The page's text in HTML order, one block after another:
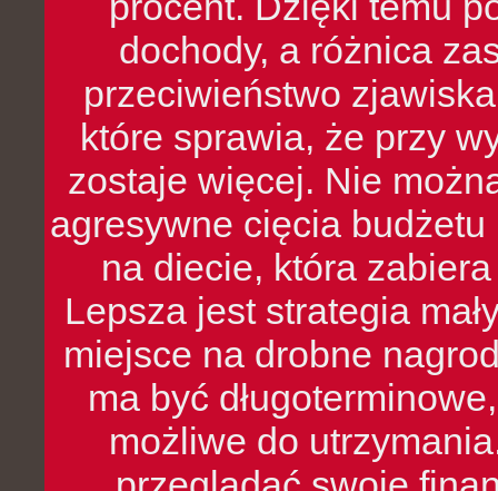
dochody, a różnica
przeciwieństwo
które sprawia, że przy
zostaje więcej. Nie
agresywne cięcia
na diecie, która
Lepsza jest strategia
miejsce na drobne
ma być
możliwe do